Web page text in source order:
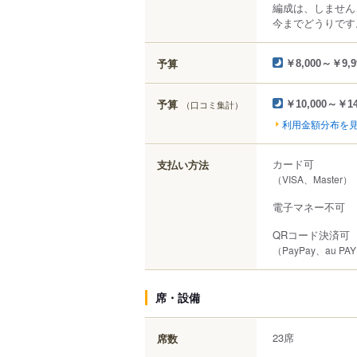
編成は、しません
今までどうりです
予算 ￥8,000～￥
予算 （口コミ集計） ￥10,000～￥
利用金額分布を
支払い方法 カード可
（VISA、Master）
電子マネー不可
QRコード決済可
（PayPay、au PAY
席・設備
席数 23席